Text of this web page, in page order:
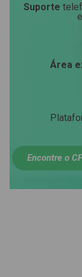
Suporte
Área
Encontre o